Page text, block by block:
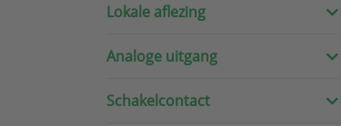
Lokale aflezing
Analoge uitgang
Schakelcontact